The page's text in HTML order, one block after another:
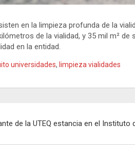
en la limpieza profunda de la
de la vialidad, y 35 mil m²
en la entidad.
universidades, limpieza vialidades
de la UTEQ estancia en el Instituto